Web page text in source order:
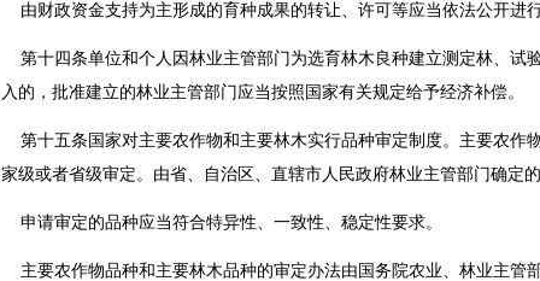
由财政资金支持为主形成的育种成果的转让、许可等应当依法公开进
第十四条单位和个人因林业主管部门为选育林木良种建立测定林、试
入的，批准建立的林业主管部门应当按照国家有关规定给予经济补偿。
第十五条国家对主要农作物和主要林木实行品种审定制度。主要农作
家级或者省级审定。由省、自治区、直辖市人民政府林业主管部门确定
申请审定的品种应当符合特异性、一致性、稳定性要求。
主要农作物品种和主要林木品种的审定办法由国务院农业、林业主管